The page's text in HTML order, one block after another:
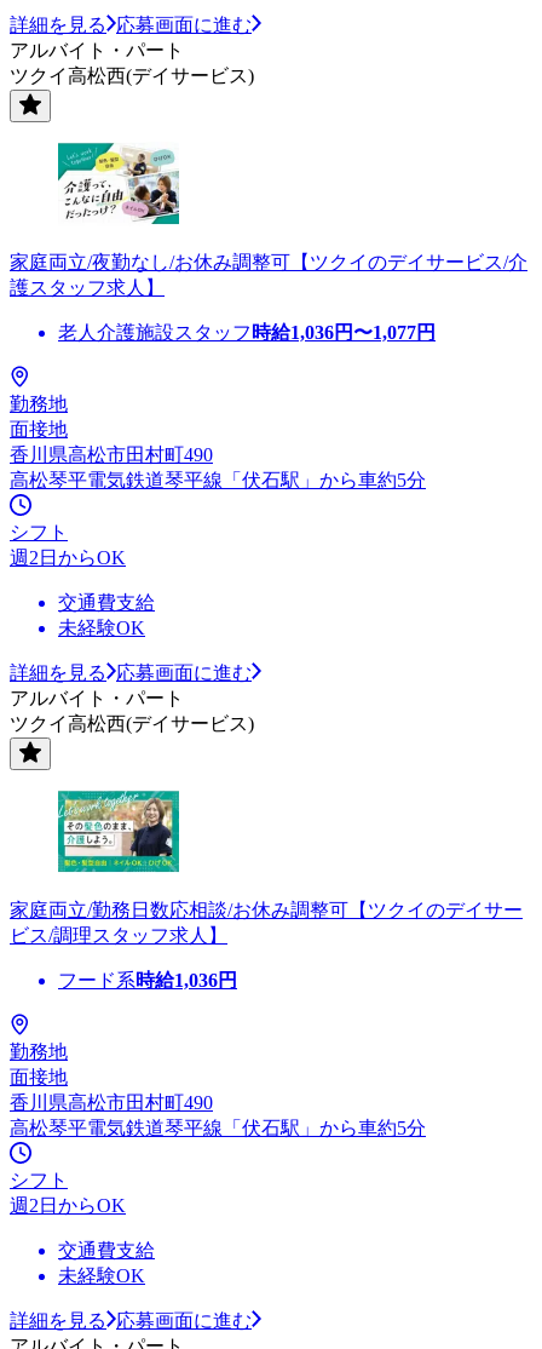
詳細を見る
応募画面に進む
アルバイト・パート
ツクイ高松西(デイサービス)
家庭両立/夜勤なし/お休み調整可【ツクイのデイサービス/介
護スタッフ求人】
老人介護施設スタッフ 時給1,036円〜1,077円
勤務地
面接地
香川県高松市田村町490
高松琴平電気鉄道琴平線「伏石駅」から車約5分
シフト
週2日からOK
交通費支給
未経験OK
詳細を見る
応募画面に進む
アルバイト・パート
ツクイ高松西(デイサービス)
家庭両立/勤務日数応相談/お休み調整可【ツクイのデイサー
ビス/調理スタッフ求人】
フード系時給1,036円
勤務地
面接地
香川県高松市田村町490
高松琴平電気鉄道琴平線「伏石駅」から車約5分
シフト
週2日からOK
交通費支給
未経験OK
詳細を見る
応募画面に進む